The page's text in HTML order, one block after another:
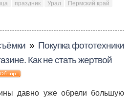
праздник Урал
Пермский край
» Покупка фототехники
Как не стать жертвой
давно уже обрели большую